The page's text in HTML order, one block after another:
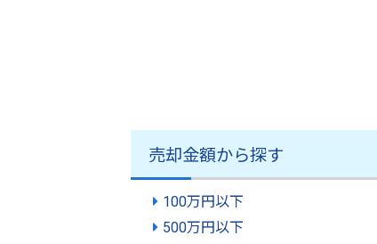
売却金額から探す
100万円以下
500万円以下